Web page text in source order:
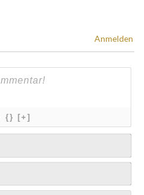
Anmelden
{} [+]